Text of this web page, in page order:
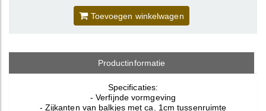
Toevoegen winkelwagen
Productinformatie
Specificaties:
- Verfijnde vormgeving
- Zijkanten van balkjes met ca. 1cm tussenruimte